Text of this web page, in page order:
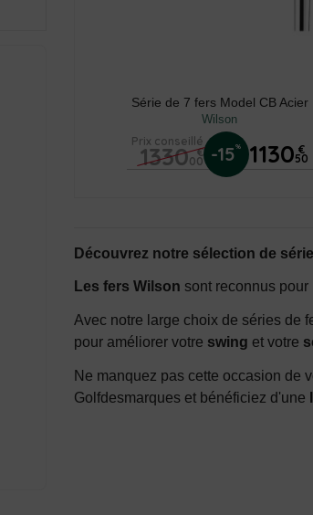
Série de 7 fers Model CB Acier
Wilson
Prix conseillé
1330 €
00 -15% 1130 €
50
Découvrez notre sélection de
Les fers Wilson sont reconnus pour
Avec notre large choix de séries de
pour améliorer votre swing et votre
Ne manquez pas cette occasion de
Golfdesmarques et bénéficiez d'une